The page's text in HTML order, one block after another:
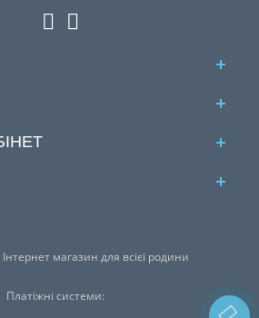
магазин для всієї родини
Платіжні системи: